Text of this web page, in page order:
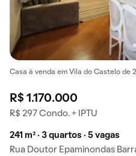
Casa à venda em Vila do Castelo de
R$ 1.170.000
R$ 297 Condo. + IPTU
241 m² · 3 quartos · 5 vagas
Rua Doutor Epaminondas